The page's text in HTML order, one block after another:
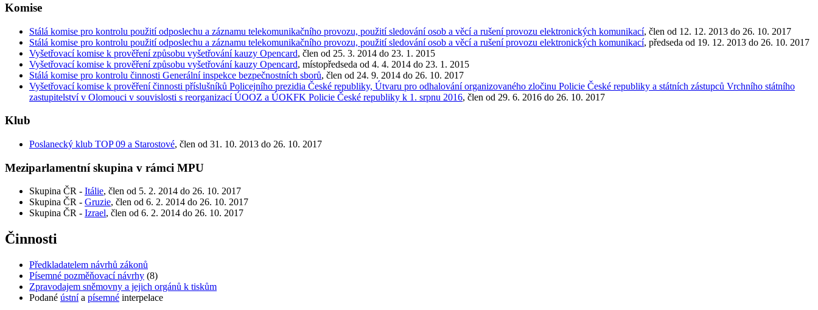
Komise
Stálá komise pro kontrolu použití odposlechu a záznamu telekomunikačního provozu, použití sledování osob a věcí a rušení provozu elektronických komunikací, člen od 12. 12. 2013 do 26. 10. 2017
Stálá komise pro kontrolu použití odposlechu a záznamu telekomunikačního provozu, použití sledování osob a věcí a rušení provozu elektronických komunikací, předseda od 19. 12. 2013 do 26. 10. 2017
Vyšetřovací komise k prověření způsobu vyšetřování kauzy Opencard, člen od 25. 3. 2014 do 23. 1. 2015
Vyšetřovací komise k prověření způsobu vyšetřování kauzy Opencard, místopředseda od 4. 4. 2014 do 23. 1. 2015
Stálá komise pro kontrolu činnosti Generální inspekce bezpečnostních sborů, člen od 24. 9. 2014 do 26. 10. 2017
Vyšetřovací komise k prověření činnosti příslušníků Policejního prezidia České republiky, Útvaru pro odhalování organizovaného zločinu Policie České republiky a státních zástupců Vrchního státního
zastupitelství v Olomouci v souvislosti s reorganizací ÚOOZ a ÚOKFK Policie České republiky k 1. srpnu 2016, člen od 29. 6. 2016 do 26. 10. 2017
Klub
Poslanecký klub TOP 09 a Starostové, člen od 31. 10. 2013 do 26. 10. 2017
Meziparlamentní skupina v rámci MPU
Skupina ČR - Itálie, člen od 5. 2. 2014 do 26. 10. 2017
Skupina ČR - Gruzie, člen od 6. 2. 2014 do 26. 10. 2017
Skupina ČR - Izrael, člen od 6. 2. 2014 do 26. 10. 2017
Činnosti
Předkladatelem návrhů zákonů
Písemné pozměňovací návrhy (8)
Zpravodajem sněmovny a jejich orgánů k tiskům
Podané ústnía písemné interpelace